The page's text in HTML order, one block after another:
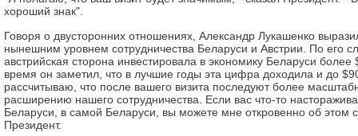
хороший знак".
Говоря о двусторонних отношениях, Александр Лукашенко
нынешним уровнем сотрудничества Беларуси и Австрии. По его
австрийская сторона инвестировала в экономику Беларуси
время он заметил, что в лучшие годы эта цифра доходила и до
рассчитываю, что после вашего визита последуют более
расширению нашего сотрудничества. Если вас что-то
Беларуси, в самой Беларуси, вы можете мне откровенно об этом
Президент.